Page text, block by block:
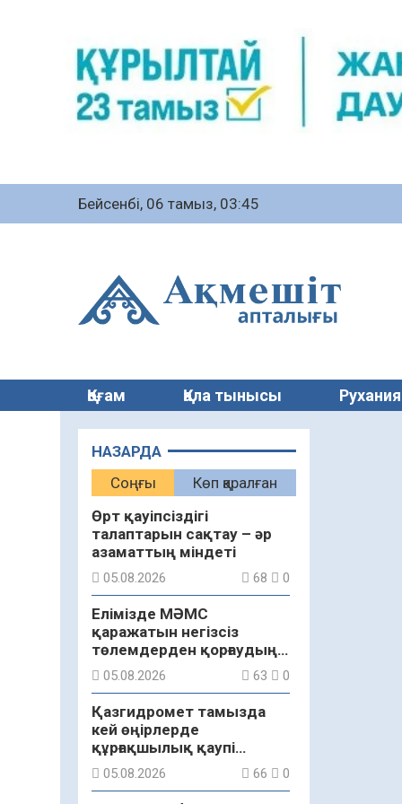
Бейсенбі, 06 тамыз, 03:45
Қоғам Қала тынысы
НАЗАРДА
Соңғы
Көп қаралған
Өрт қауіпсіздігі
талаптарын сақтау – әр
азаматтың міндеті
05.08.2026 68 0
Елімізде МӘМС
қаражатын негізсіз
төлемдерден қорғаудың
жаңа жүйесі құрылуда
05.08.2026 63 0
Қазгидромет тамызда
кей өңірлерде
құрғақшылық қаупі
жоғары екенін болжады
05.08.2026 66 0